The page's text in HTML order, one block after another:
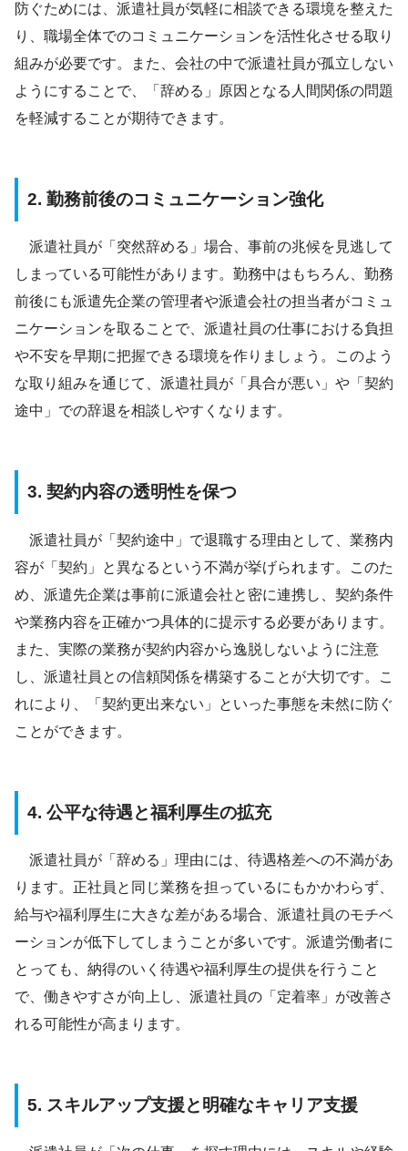
防ぐためには、派遣社員が気軽に相談できる環境を整えた
り、職場全体でのコミュニケーションを活性化させる取り
組みが必要です。また、会社の中で派遣社員が孤立しない
ようにすることで、「辞める」原因となる人間関係の問題
を軽減することが期待できます。
2. 勤務前後のコミュニケーション強化
派遣社員が「突然辞める」場合、事前の兆候を見逃して
しまっている可能性があります。勤務中はもちろん、勤務
前後にも派遣先企業の管理者や派遣会社の担当者がコミュ
ニケーションを取ることで、派遣社員の仕事における負担
や不安を早期に把握できる環境を作りましょう。このよう
な取り組みを通じて、派遣社員が「具合が悪い」や「契約
途中」での辞退を相談しやすくなります。
3. 契約内容の透明性を保つ
派遣社員が「契約途中」で退職する理由として、業務内
容が「契約」と異なるという不満が挙げられます。このた
め、派遣先企業は事前に派遣会社と密に連携し、契約条件
や業務内容を正確かつ具体的に提示する必要があります。
また、実際の業務が契約内容から逸脱しないように注意
し、派遣社員との信頼関係を構築することが大切です。こ
れにより、「契約更出来ない」といった事態を未然に防ぐ
ことができます。
4. 公平な待遇と福利厚生の拡充
派遣社員が「辞める」理由には、待遇格差への不満があ
ります。正社員と同じ業務を担っているにもかかわらず、
給与や福利厚生に大きな差がある場合、派遣社員のモチベ
ーションが低下してしまうことが多いです。派遣労働者に
とっても、納得のいく待遇や福利厚生の提供を行うこと
で、働きやすさが向上し、派遣社員の「定着率」が改善さ
れる可能性が高まります。
5. スキルアップ支援と明確なキャリア支援